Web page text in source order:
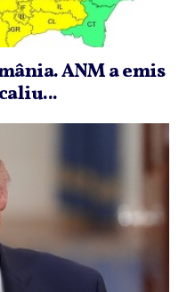
ANM a emis